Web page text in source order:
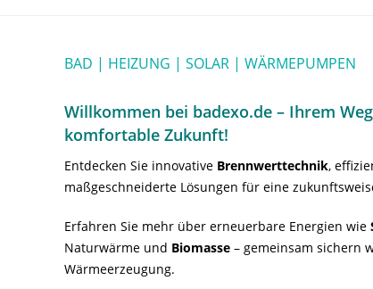
BAD | HEIZUNG | SOLAR | WÄRMEPUMPEN
Willkommen bei badexo.de – Ihrem
komfortable Zukunft!
Entdecken Sie innovative Brennwerttechnik,
maßgeschneiderte Lösungen für eine
Erfahren Sie mehr über erneuerbare Energien wie
Naturwärme und Biomasse – gemeinsam sichern
Wärmeerzeugung.